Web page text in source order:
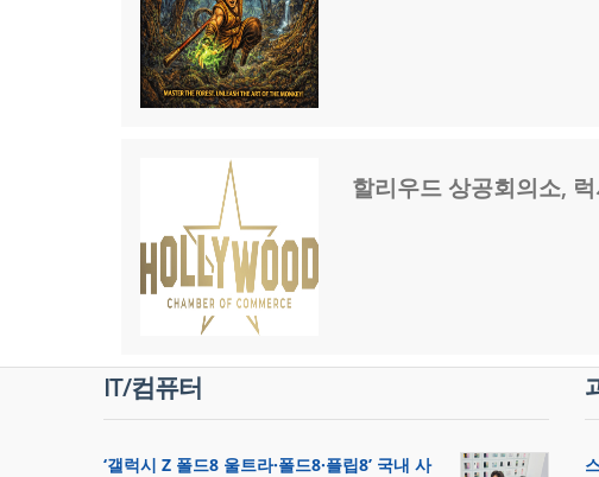
할리우드 상공회의소,
IT/컴퓨터
‘갤럭시 Z 폴드8 울트라·폴드8·플립8’ 국내 사